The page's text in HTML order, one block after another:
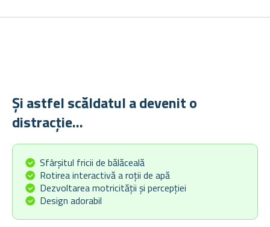
Și astfel scăldatul a devenit o
distracție...
Sfârșitul fricii de bălăceală
Rotirea interactivă a roții de apă
Dezvoltarea motricității și percepției
Design adorabil